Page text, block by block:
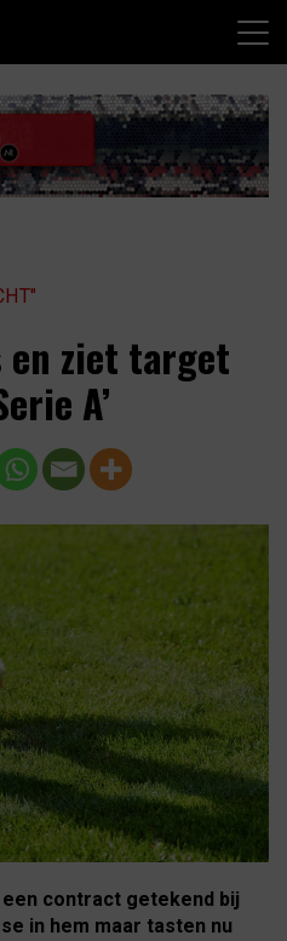
en ziet target
A’
contract getekend bij
in hem maar tasten nu